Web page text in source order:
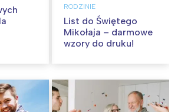
RODZINIE
List do Świętego
Mikołaja – darmowe
wzory do druku!